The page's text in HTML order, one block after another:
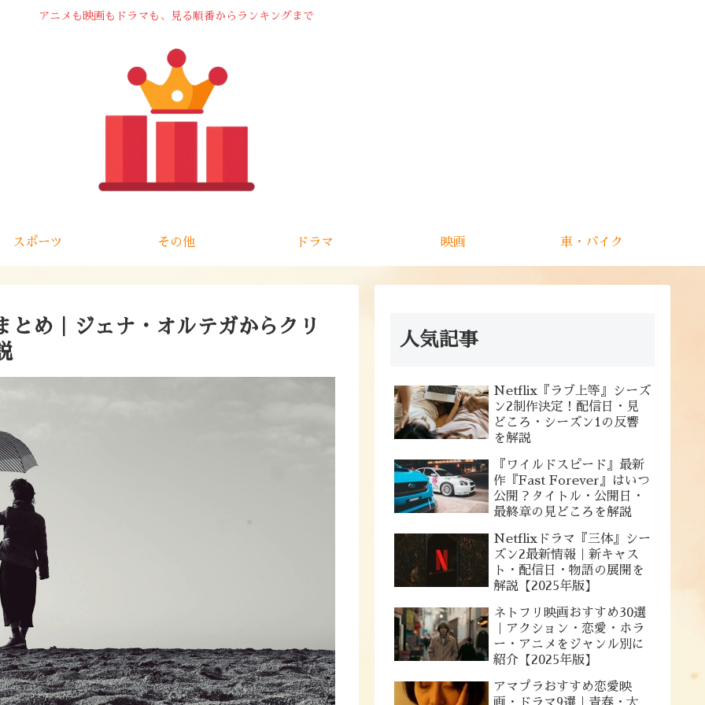
アニメも映画もドラマも、見る順番からランキングまで
スポーツ その他 ドラマ 映画 車・バイク
め｜ジェナ・オルテガからクリ
人気記事
Netflix『ラブ上等』シーズ
ン2制作決定！配信日・見
どころ・シーズン1の反響
を解説
『ワイルドスピード』最新
作『Fast Forever』はいつ
公開？タイトル・公開日・
最終章の見どころを解説
Netflixドラマ『三体』シー
ズン2最新情報｜新キャス
ト・配信日・物語の展開を
解説【2025年版】
ネトフリ映画おすすめ30選
｜アクション・恋愛・ホラ
ー・アニメをジャンル別に
紹介【2025年版】
アマプラおすすめ恋愛映
画・ドラマ9選｜青春・大